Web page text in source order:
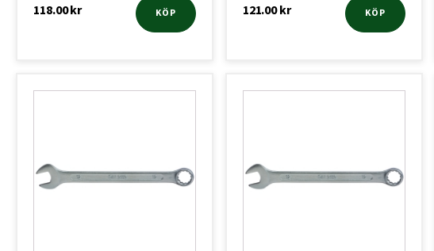
118.00kr KÖP 121.00kr KÖP